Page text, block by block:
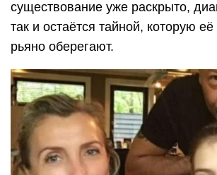
существование уже раскрыто,
так и остаётся тайной, которую
рьяно оберегают.